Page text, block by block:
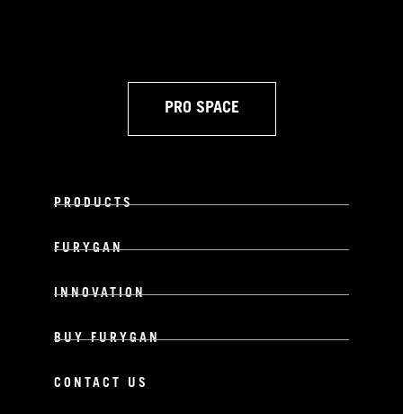
PRO SPACE
PRODUCTS
FURYGAN
INNOVATION
BUY FURYGAN
CONTACT US